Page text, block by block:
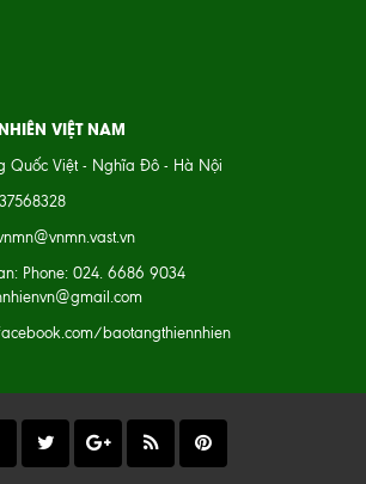
VIỆT NAM
Quốc Việt - Nghĩa Đô - Hà Nội
Phone: 024. 6686 9034
baotangthiennhien